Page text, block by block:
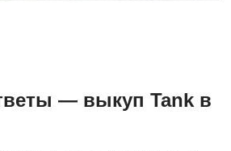
— выкуп Tank в